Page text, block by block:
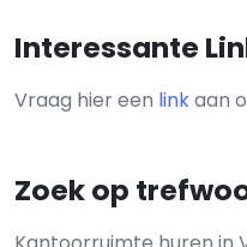
Interessante
Vraag hier een linkaan
Zoek op